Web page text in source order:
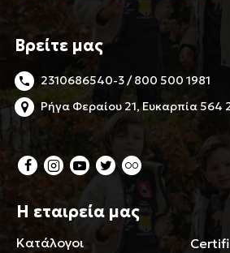
Βρείτε μας
2310686540-3 / 800 500 1981
Ρήγα Φεραίου 21, Ευκαρπία 564
Η εταιρεία μας
Κατάλογοι